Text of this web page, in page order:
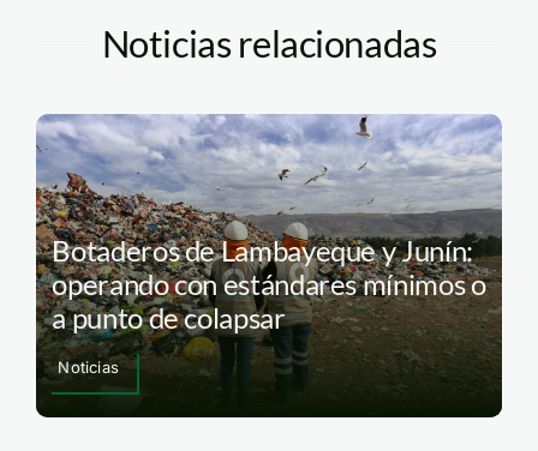
Noticias relacionadas
Botaderos de Lambayeque y Junín:
operando con estándares mínimos o
a punto de colapsar
Noticias